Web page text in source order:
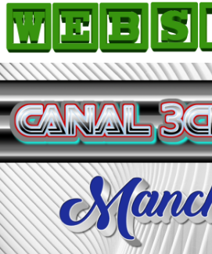
HOME
COMO ANUNCIAR
JORNAIS DO BRASIL
PODCAST/NOTÍCIAS
AS NOTÍCIAS DO DIA
ACONTECEU...VIROU MANCHETE!
BLOGS & COLUNAS